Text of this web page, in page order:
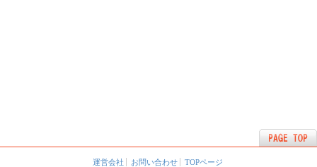
運営会社 お問い合わせ TOPページ